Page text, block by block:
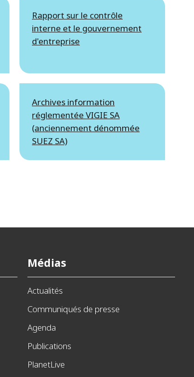
Rapport sur le contrôle
interne et le gouvernement
d'entreprise
Archives information
réglementée VIGIE SA
(anciennement dénommée
SUEZ SA)
Médias
Actualités
Communiqués de presse
Agenda
Publications
PlanetLive